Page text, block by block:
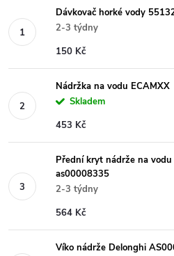
Dávkovač horké vody
2-3 týdny
150 Kč
Nádržka na vodu ECAMXX
Skladem
453 Kč
Přední kryt nádrže na
as00008335
2-3 týdny
564 Kč
Víko nádrže Delonghi